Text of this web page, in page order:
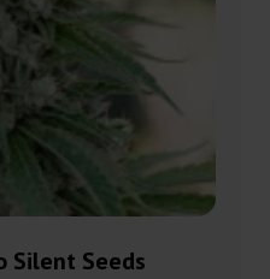
Silent Seeds